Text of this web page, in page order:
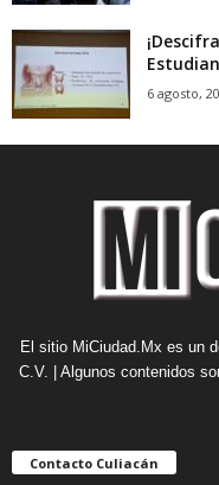
6 agosto,
El sitio MiCiudad.Mx es un
C.V. | Algunos contenidos
Contacto Culiacán